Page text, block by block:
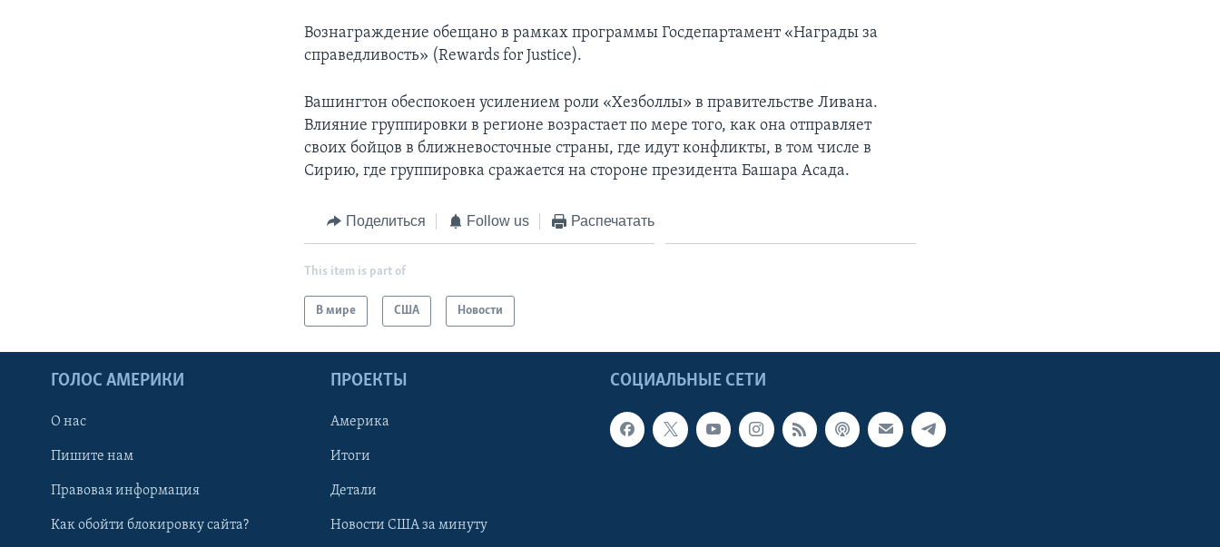
Вознаграждение обещано в рамках программы Госдепартамент «Награды за
справедливость» (Rewards for Justice).
Вашингтон обеспокоен усилением роли «Хезболлы» в правительстве Ливана.
Влияние группировки в регионе возрастает по мере того, как она отправляет
своих бойцов в ближневосточные страны, где идут конфликты, в том числе в
Сирию, где группировка сражается на стороне президента Башара Асада.
Поделиться Follow us Распечатать
This item is part of
В мире США Новости
СОЦИАЛЬНЫЕ СЕТИ
ГОЛОС АМЕРИКИ
О нас
Пишите нам
Правовая информация
Как обойти блокировку сайта?
ПРОЕКТЫ
Америка
Итоги
Детали
Новости США за минуту